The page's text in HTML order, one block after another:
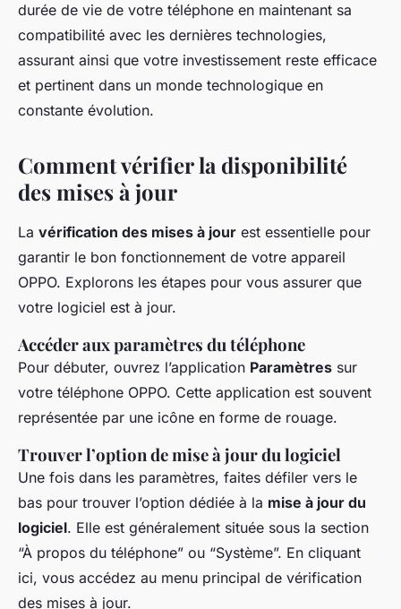
durée de vie de votre téléphone en maintenant sa
compatibilité avec les dernières technologies,
assurant ainsi que votre investissement reste efficace
et pertinent dans un monde technologique en
constante évolution.
Comment vérifier la disponibilité
des mises à jour
La vérification des mises à jour est essentielle pour
garantir le bon fonctionnement de votre appareil
OPPO. Explorons les étapes pour vous assurer que
votre logiciel est à jour.
Accéder aux paramètres du téléphone
Pour débuter, ouvrez l’application Paramètres sur
votre téléphone OPPO. Cette application est souvent
représentée par une icône en forme de rouage.
Trouver l’option de mise à jour du logiciel
Une fois dans les paramètres, faites défiler vers le
bas pour trouver l’option dédiée à la mise à jour du
logiciel. Elle est généralement située sous la section
“À propos du téléphone” ou “Système”. En cliquant
ici, vous accédez au menu principal de vérification
des mises à jour.